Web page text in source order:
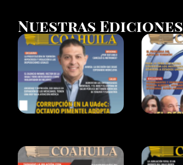
Nuestras Ediciones